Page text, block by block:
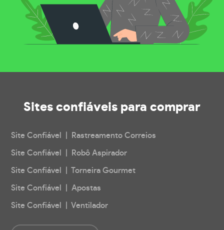
Sites confiáveis para comprar
Site Confiável | Rastreamento Correios
Site Confiável | Robô Aspirador
Site Confiável | Torneira Gourmet
Site Confiável | Apostas
Site Confiável | Ventilador